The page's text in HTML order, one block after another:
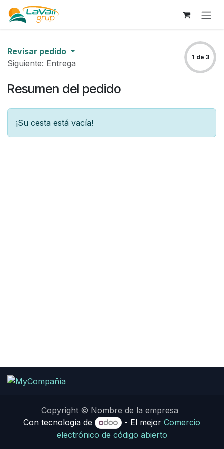
Ir al contenido
Revisar pedido
Siguiente: Entrega
1 de 3
Resumen del pedido
¡Su cesta está vacía!
Copyright © Nombre de la empresa
Con tecnología de
- El mejorComercio
electrónico de código abierto